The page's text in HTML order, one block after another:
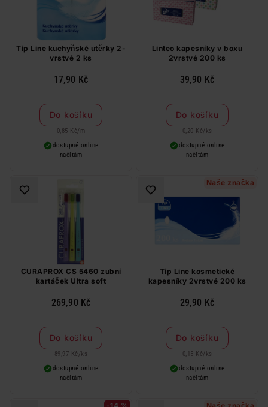
Tip Line kuchyňské utěrky 2-
vrstvé 2 ks
17,90 Kč
Do košíku
0,85 Kč/ m
dostupné online
načítám
Linteo kapesníky v boxu
2vrstvé 200 ks
39,90 Kč
Do košíku
0,20 Kč/ ks
dostupné online
načítám
CURAPROX CS 5460 zubní
kartáček Ultra soft
269,90 Kč
Do košíku
89,97 Kč / ks
dostupné online
načítám
Naše značka
Tip Line kosmetické
kapesníky 2vrstvé 200 ks
29,90 Kč
Do košíku
0,15 Kč/ ks
dostupné online
načítám